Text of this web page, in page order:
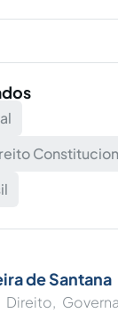
de Santana
Direito,